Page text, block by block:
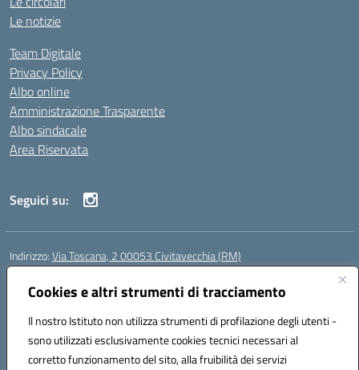
Cookies e altri strumenti di tracciamento
Il nostro Istituto non utilizza strumenti di profilazione degli utenti -
sono utilizzati esclusivamente cookies tecnici necessari al
corretto funzionamento del sito, alla fruibilità dei servizi
Le notizie
Team Digitale
Privacy Policy
Albo online
Amministrazione Trasparente
Albo sindacale
Area Riservata
Seguici su:
Indirizzo:Via Toscana, 2 00053 Civitavecchia (RM)
Centralino:
Posta elettronica certificata (PEC):rmic8b900g@pec.istruzione.it
Codice fiscale: 91038380589
Codice meccanografico:RMIC8B900G
Codice Indice delle Pubbliche Amministrazioni (IPA): istsc_rmic8b900g